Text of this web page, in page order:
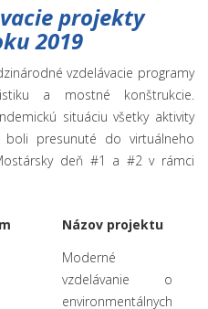
projekty
2019
vzdelávacie programy
a mostné konštrukcie.
situáciu všetky aktivity
presunuté do virtuálneho
deň #1 a #2 v rámci
Názov projektu
Moderné
vzdelávanie o
environmentálnych